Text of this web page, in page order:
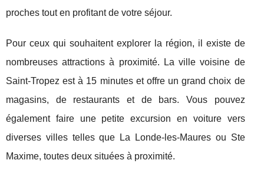
proches tout en profitant de votre séjour.
Pour ceux qui souhaitent explorer la région, il existe de
nombreuses attractions à proximité. La ville voisine de
Saint-Tropez est à 15 minutes et offre un grand choix de
magasins, de restaurants et de bars. Vous pouvez
également faire une petite excursion en voiture vers
diverses villes telles que La Londe-les-Maures ou Ste
Maxime, toutes deux situées à proximité.